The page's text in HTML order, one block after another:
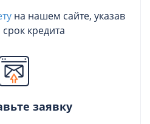
на нашем сайте, указав
кредита
заявку